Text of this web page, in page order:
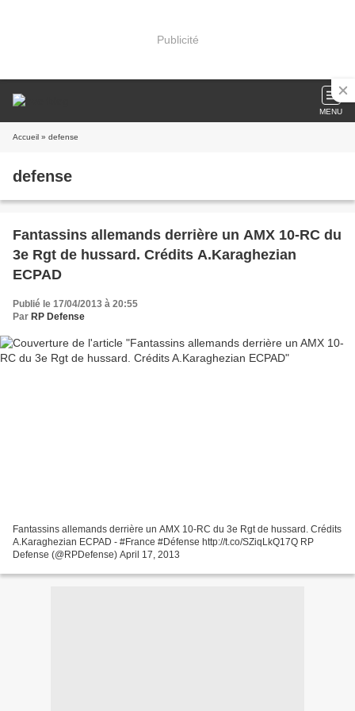
Publicité
MENU
Accueil » defense
defense
Fantassins allemands derrière un AMX 10-RC du
3e Rgt de hussard. Crédits A.Karaghezian
ECPAD
Publié le 17/04/2013 à 20:55
Par RP Defense
Fantassins allemands derrière un AMX 10-RC du 3e Rgt de hussard. Crédits
A.Karaghezian ECPAD - #France #Défense http://t.co/SZiqLkQ17Q RP
Defense (@RPDefense) April 17, 2013